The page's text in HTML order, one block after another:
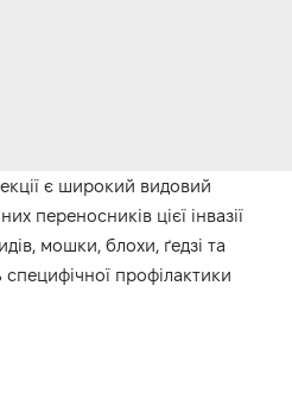
є широкий видовий
переносників цієї інвазії
мошки, блохи, ґедзі та
специфічної профілактики